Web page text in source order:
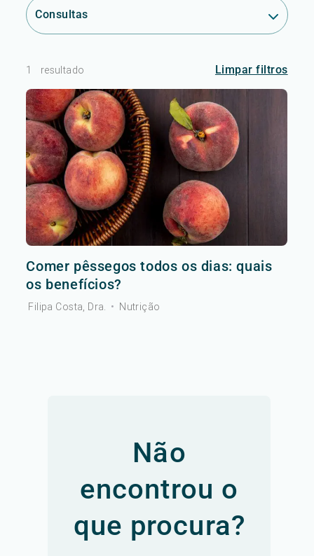
Consultas
1 resultado Limpar filtros
Comer pêssegos todos os dias: quais
os benefícios?
Filipa Costa, Dra. • Nutrição
Não
encontrou o
que procura?